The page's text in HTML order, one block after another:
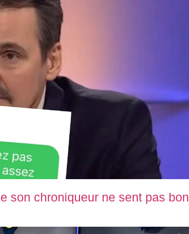
son chroniqueur ne sent pas bon